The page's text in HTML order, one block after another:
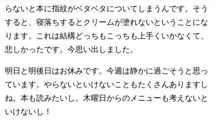
らないと本に指紋がベタベタについてしまうんです。そう
すると、寝落ちするとクリームが塗れないということにな
ります。これは結構どっちもこっちも上手くいかなくて、
悲しかったです。今思い出しました。
明日と明後日はお休みです。今週は静かに過ごそうと思っ
ています。やらないといけないこともたくさんありますし
ね。本も読みたいし。木曜日からのメニューも考えないと
いけないし！